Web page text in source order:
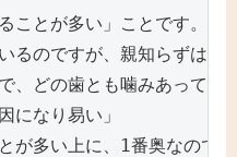
ことが多い」ことです。
るのですが、親知らずは
、どの歯とも噛みあって
になり易い」
が多い上に、1番奥なので